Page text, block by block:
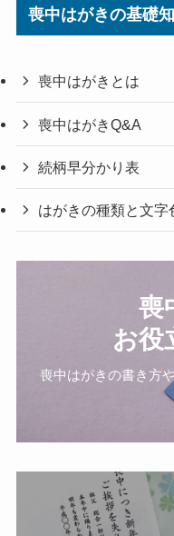
喪中はがきの基礎
喪中はがきとは
喪中はがきQ&A
続柄早分かり表
はがきの種類と文字
喪
お役
喪中はがきの書き方